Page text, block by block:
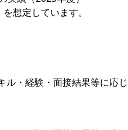
想定しています。
ル・経験・面接結果等に応